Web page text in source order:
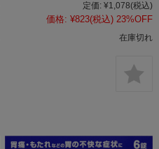
定価: ¥1,078(税込)
価格: ¥823(税込) 23%OFF
在庫切れ